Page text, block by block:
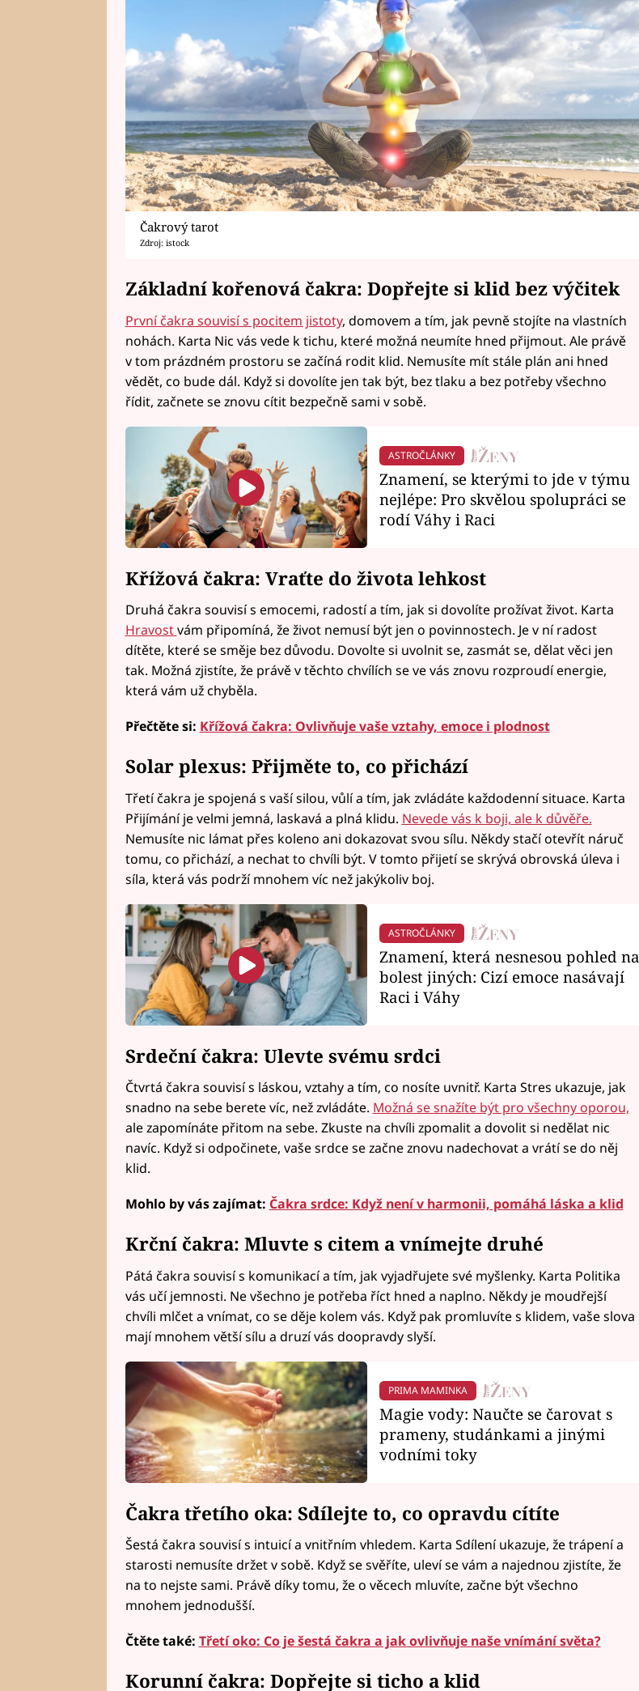
Čakrový tarot
Zdroj: istock
Základní kořenová čakra: Dopřejte si klid bez výčitek
První čakra souvisí s pocitem jistoty, domovem a tím, jak pevně stojíte na vlastních
nohách. Karta Nic vás vede k tichu, které možná neumíte hned přijmout. Ale právě
v tom prázdném prostoru se začíná rodit klid. Nemusíte mít stále plán ani hned
vědět, co bude dál. Když si dovolíte jen tak být, bez tlaku a bez potřeby všechno
řídit, začnete se znovu cítit bezpečně sami v sobě.
ASTROČLÁNKY
Znamení, se kterými to jde v týmu
nejlépe: Pro skvělou spolupráci se
rodí Váhy i Raci
Křížová čakra: Vraťte do života lehkost
Druhá čakra souvisí s emocemi, radostí a tím, jak si dovolíte prožívat život. Karta
Hravostvám připomíná, že život nemusí být jen o povinnostech. Je v ní radost
dítěte, které se směje bez důvodu. Dovolte si uvolnit se, zasmát se, dělat věci jen
tak. Možná zjistíte, že právě v těchto chvílích se ve vás znovu rozproudí energie,
která vám už chyběla.
Přečtěte si: Křížová čakra: Ovlivňuje vaše vztahy, emoce i plodnost
Solar plexus: Přijměte to, co přichází
Třetí čakra je spojená s vaší silou, vůlí a tím, jak zvládáte každodenní situace. Karta
Přijímání je velmi jemná, laskavá a plná klidu. Nevede vás k boji, ale k důvěře.
Nemusíte nic lámat přes koleno ani dokazovat svou sílu. Někdy stačí otevřít náruč
tomu, co přichází, a nechat to chvíli být. V tomto přijetí se skrývá obrovská úleva i
síla, která vás podrží mnohem víc než jakýkoliv boj.
ASTROČLÁNKY
Znamení, která nesnesou pohled na
bolest jiných: Cizí emoce nasávají
Raci i Váhy
Srdeční čakra: Ulevte svému srdci
Čtvrtá čakra souvisí s láskou, vztahy a tím, co nosíte uvnitř. Karta Stres ukazuje, jak
snadno na sebe berete víc, než zvládáte. Možná se snažíte být pro všechny oporou,
ale zapomínáte přitom na sebe. Zkuste na chvíli zpomalit a dovolit si nedělat nic
navíc. Když si odpočinete, vaše srdce se začne znovu nadechovat a vrátí se do něj
klid.
Mohlo by vás zajímat: Čakra srdce: Když není v harmonii, pomáhá láska a klid
Krční čakra: Mluvte s citem a vnímejte druhé
Pátá čakra souvisí s komunikací a tím, jak vyjadřujete své myšlenky. Karta Politika
vás učí jemnosti. Ne všechno je potřeba říct hned a naplno. Někdy je moudřejší
chvíli mlčet a vnímat, co se děje kolem vás. Když pak promluvíte s klidem, vaše slova
mají mnohem větší sílu a druzí vás doopravdy slyší.
PRIMA MAMINKA
Magie vody: Naučte se čarovat s
prameny, studánkami a jinými
vodními toky
Čakra třetího oka: Sdílejte to, co opravdu cítíte
Šestá čakra souvisí s intuicí a vnitřním vhledem. Karta Sdílení ukazuje, že trápení a
starosti nemusíte držet v sobě. Když se svěříte, uleví se vám a najednou zjistíte, že
na to nejste sami. Právě díky tomu, že o věcech mluvíte, začne být všechno
mnohem jednodušší.
Čtěte také: Třetí oko: Co je šestá čakra a jak ovlivňuje naše vnímání světa?
Korunní čakra: Dopřejte si ticho a klid